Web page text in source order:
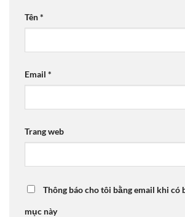
Tên*
Email *
Trang web
Thông báo cho tôi bằng email khi có
mục này